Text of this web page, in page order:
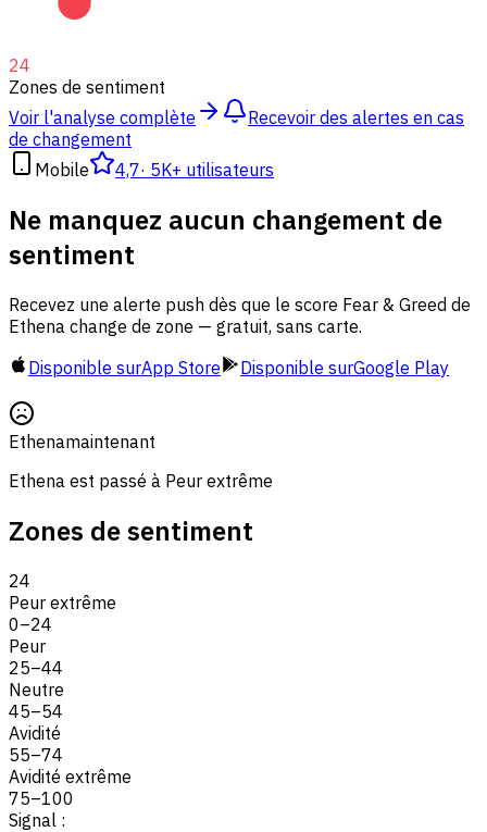
24
Zones de sentiment
Voir l'analyse complète
Recevoir des alertes en cas
de changement
Mobile
4,7· 5K+ utilisateurs
Ne manquez aucun changement de
sentiment
Recevez une alerte push dès que le score Fear & Greed de
Ethena change de zone — gratuit, sans carte.
Disponible surApp Store Disponible surGoogle Play
Ethenamaintenant
Ethena est passé à Peur extrême
Zones de sentiment
24
Peur extrême
0–24
Peur
25–44
Neutre
45–54
Avidité
55–74
Avidité extrême
75–100
Signal :